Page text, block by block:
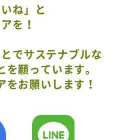
ね」と
を！
でサステナブルな
願っています。
お願いします！